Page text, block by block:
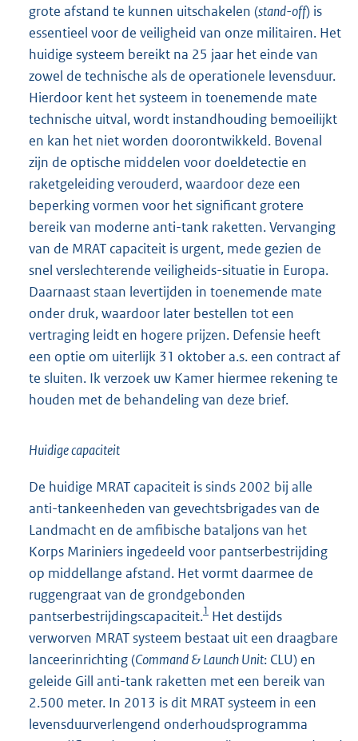
grote afstand te kunnen uitschakelen (stand-off) is
essentieel voor de veiligheid van onze militairen. Het
huidige systeem bereikt na 25 jaar het einde van
zowel de technische als de operationele levensduur.
Hierdoor kent het systeem in toenemende mate
technische uitval, wordt instandhouding bemoeilijkt
en kan het niet worden doorontwikkeld. Bovenal
zijn de optische middelen voor doeldetectie en
raketgeleiding verouderd, waardoor deze een
beperking vormen voor het significant grotere
bereik van moderne anti-tank raketten. Vervanging
van de MRAT capaciteit is urgent, mede gezien de
snel verslechterende veiligheids-situatie in Europa.
Daarnaast staan levertijden in toenemende mate
onder druk, waardoor later bestellen tot een
vertraging leidt en hogere prijzen. Defensie heeft
een optie om uiterlijk 31 oktober a.s. een contract af
te sluiten. Ik verzoek uw Kamer hiermee rekening te
houden met de behandeling van deze brief.
Huidige capaciteit
De huidige MRAT capaciteit is sinds 2002 bij alle
anti-tankeenheden van gevechtsbrigades van de
Landmacht en de amfibische bataljons van het
Korps Mariniers ingedeeld voor pantserbestrijding
op middellange afstand. Het vormt daarmee de
ruggengraat van de grondgebonden
pantserbestrijdingscapaciteit.1 Het destijds
verworven MRAT systeem bestaat uit een draagbare
lanceerinrichting (Command & Launch Unit: CLU) en
geleide Gill anti-tank raketten met een bereik van
2.500 meter. In 2013 is dit MRAT systeem in een
levensduurverlengend onderhoudsprogramma